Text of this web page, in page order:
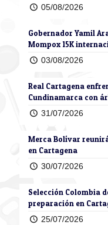
05/08/2026
Gobernador Yamil
Mompox 15K
03/08/2026
Real Cartagena
Cundinamarca con
31/07/2026
Merca Bolívar
en Cartagena
30/07/2026
Selección Colombia
preparación en
25/07/2026